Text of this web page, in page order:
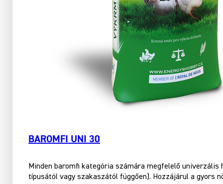
BAROMFI UNI 30
Minden baromfi kategória számára megfelelő
típusától vagy szakaszától függően). Hozzájárul a gyors